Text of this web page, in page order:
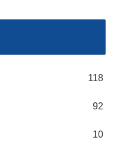
118
92
10